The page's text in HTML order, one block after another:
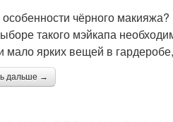
чёрного макияжа?
такого мэйкапа
мало ярких вещей в
дальше →